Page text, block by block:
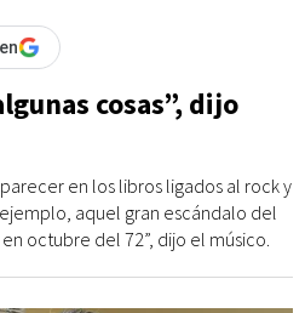
cosas”, dijo
en los libros ligados al rock y
aquel gran escándalo del
octubre del 72”, dijo el músico.